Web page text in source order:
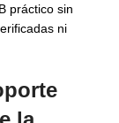
práctico sin
ni